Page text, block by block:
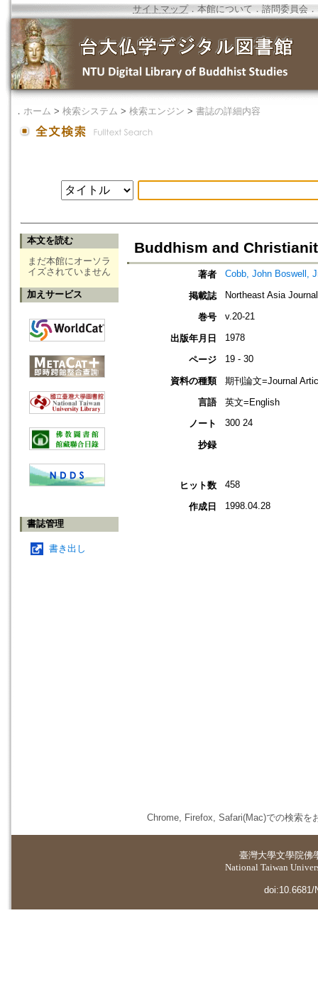
サイトマップ．本館について ． 諮問委員会 ．
． ホーム > 検索システム > 検索エンジン > 書誌の詳細内容
本文を読む
まだ本館にオーソラ
イズされていません
加えサービス
書誌管理
書き出し
Buddhism and
著者 Cobb, John Boswell,
掲載誌 Northeast Asia
巻号 v.20-21
出版年月日 1978
ページ 19 - 30
資料の種類
期刊論文=Journal
言語
英文=English
ノート
300 24
抄録
ヒット数 458
作成日 1998.04.28
Chrome, Firefox, Safari(Mac)での検索を
臺灣大學文學院佛
National Taiwan
doi:10.6681/